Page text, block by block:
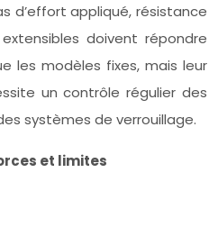
d’effort appliqué, résistance
doivent répondre
les modèles fixes, mais leur
un contrôle régulier des
systèmes de verrouillage.
et limites